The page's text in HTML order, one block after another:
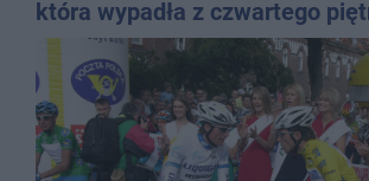
która wypadła z czwartego